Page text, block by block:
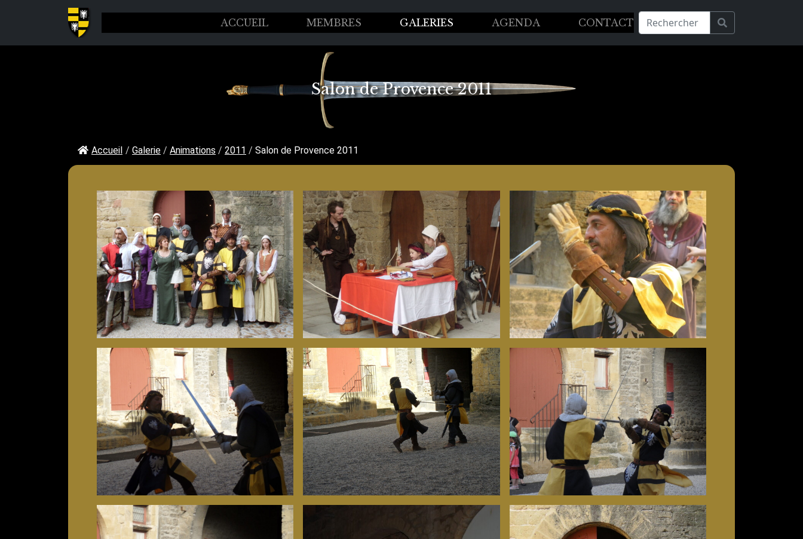
ACCUEIL MEMBRES GALERIES AGENDA CONTACT
Salon de Provence 2011
Accueil / Galerie / Animations / 2011 / Salon de Provence 2011